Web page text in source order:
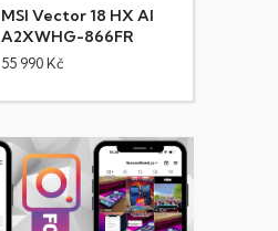
MSI Vector 18 HX AI
A2XWHG-866FR
55 990 Kč